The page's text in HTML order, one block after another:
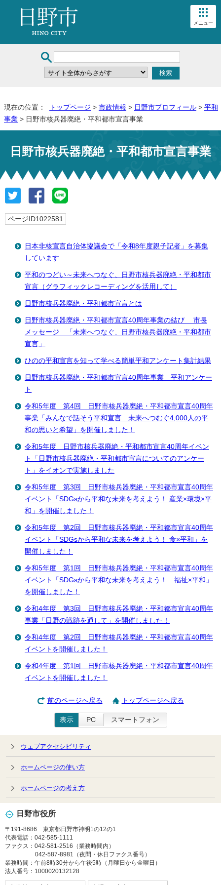
メニュー
現在の位置： トップページ > 市政情報 > 日野市プロフィール > 平和
事業 > 日野市核兵器廃絶・平和都市宣言事業
日野市核兵器廃絶・平和都市宣言事業
ページID1022581
日本非核宣言自治体協議会で「令和8年度親子記者」を募集
しています
平和のつどい～未来へつなぐ、日野市核兵器廃絶・平和都市
宣言（グラフィックレコーディングを活用して）
日野市核兵器廃絶・平和都市宣言とは
日野市核兵器廃絶・平和都市宣言40周年事業の結び 市長
メッセージ 「未来へつなぐ、日野市核兵器廃絶・平和都市
宣言」
ひのの平和宣言を知って学べる簡単平和アンケート集計結果
日野市核兵器廃絶・平和都市宣言40周年事業 平和アンケー
ト
令和5年度 第4回 日野市核兵器廃絶・平和都市宣言40周年
事業「みんなで話そう平和宣言 未来へつむぐ4,000人の平
和の思いと希望」を開催しました！
令和5年度 日野市核兵器廃絶・平和都市宣言40周年イベン
ト「日野市核兵器廃絶・平和都市宣言についてのアンケー
ト」をイオンで実施しました
令和5年度 第3回 日野市核兵器廃絶・平和都市宣言40周年
イベント「SDGsから平和な未来を考えよう！ 産業×環境×平
和」を開催しました！
令和5年度 第2回 日野市核兵器廃絶・平和都市宣言40周年
イベント「SDGsから平和な未来を考えよう！ 食×平和」を
開催しました！
令和5年度 第1回 日野市核兵器廃絶・平和都市宣言40周年
イベント「SDGsから平和な未来を考えよう！ 福祉×平和」
を開催しました！
令和4年度 第3回 日野市核兵器廃絶・平和都市宣言40周年
事業「日野の戦跡を通して」を開催しました！
令和4年度 第2回 日野市核兵器廃絶・平和都市宣言40周年
イベントを開催しました！
令和4年度 第1回 日野市核兵器廃絶・平和都市宣言40周年
イベントを開催しました！
前のページへ戻る トップページへ戻る
表示 PC スマートフォン
ウェブアクセシビリティ
ホームページの使い方
ホームページの考え方
日野市役所
〒191-8686 東京都日野市神明1の12の1
代表電話：042-585-1111
ファクス：042-581-2516（業務時間内）
042-587-8981（夜間・休日ファクス番号）
業務時間：午前8時30分から午後5時（月曜日から金曜日）
法人番号：1000020132128